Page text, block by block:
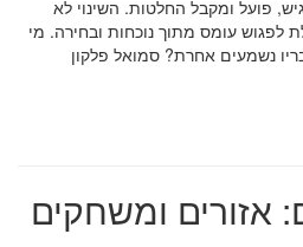
פועל ומקבל החלטות. השינוי לא
לפגוש עומס מתוך נוכחות ובחירה. מי
אזורים ומשחקים